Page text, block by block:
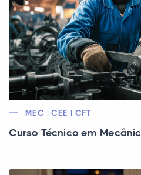
MEC | CEE | CFT
Curso Técnico em